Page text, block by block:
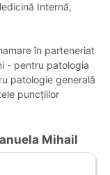
Internă,
în parteneriat
- pentru patologia
patologie generală
puncțiilor
Mihail